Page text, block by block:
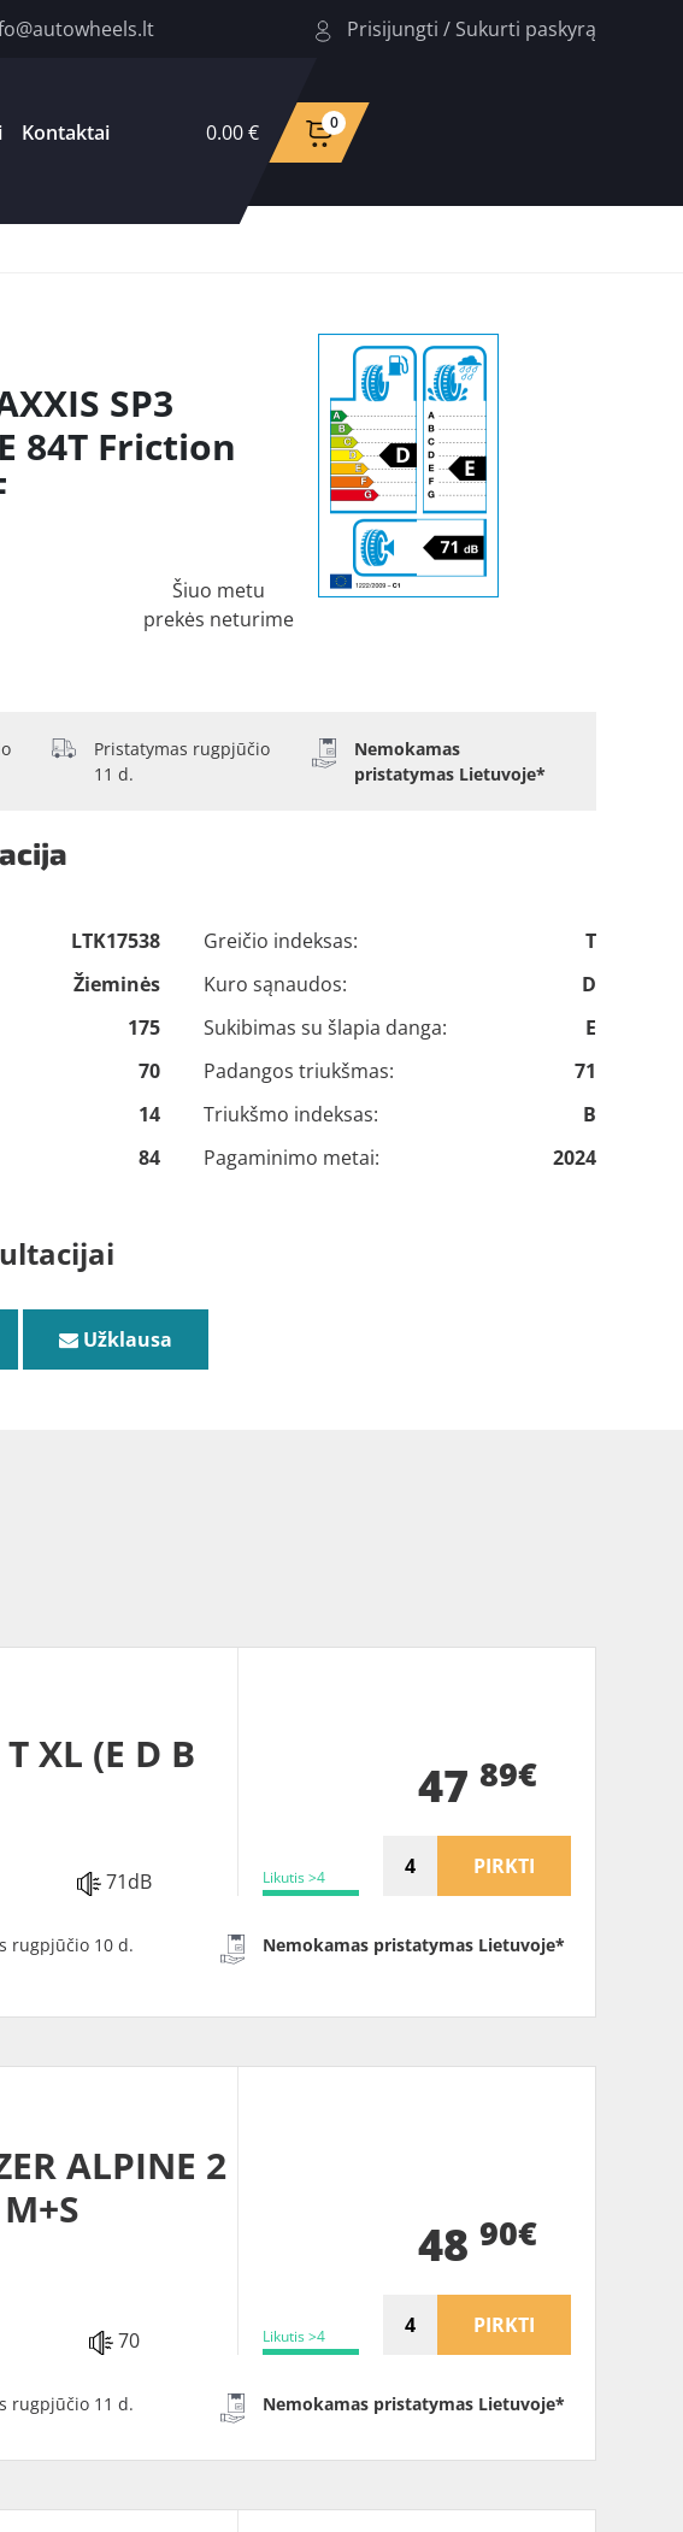
Prisijungti / Sukurti paskyrą
Kontaktai 0.00 € 0
SP3
84T Friction
Šiuo metu
prekės neturime
Pristatymas rugpjūčio
11 d.
Nemokamas
pristatymas Lietuvoje*
LTK17538
Žieminės
175
70
14
84
Greičio indeksas:
T
Kuro sąnaudos:
D
Sukibimas su šlapia danga:
E
Padangos triukšmas:
71
Triukšmo indeksas:
B
Pagaminimo metai:
2024
Užklausa
XL (E D B
71dB Likutis >4
47 89€
PIRKTI
rugpjūčio 10 d. Nemokamas pristatymas Lietuvoje*
ALPINE 2
70 Likutis >4
48 90€
PIRKTI
rugpjūčio 11 d. Nemokamas pristatymas Lietuvoje*